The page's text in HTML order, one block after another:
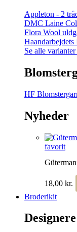
Appleton - 2
DMC Laine
Flora Wool
Haandarbejdets
Se alle
HF
Nyheder
favorit
18,00 kr.
Broderikit
Designere